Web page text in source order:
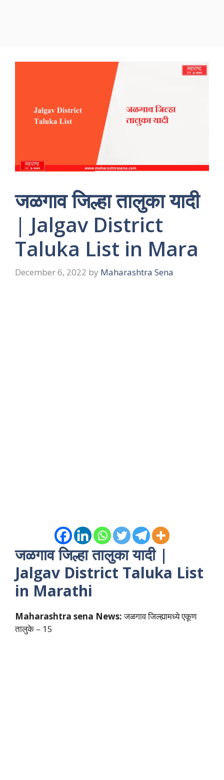
जळगाव जिल्हा तालुका यादी
| Jalgav District
Taluka List in Mara
December 6, 2022 by Maharashtra Sena
जळगाव जिल्हा तालुका यादी |
Jalgav District Taluka List
in Marathi
Maharashtra sena News:जळगाव जिल्ह्यामध्ये एकूण
तालुके – 15